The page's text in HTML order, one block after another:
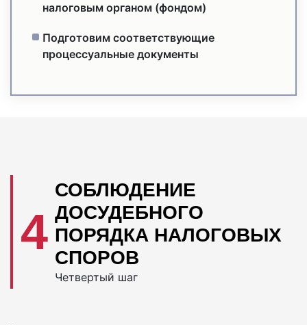
налоговым органом (фондом)
Подготовим соответствующие
процессуальные документы
4
СОБЛЮДЕНИЕ
ДОСУДЕБНОГО
ПОРЯДКА НАЛОГОВЫХ
СПОРОВ
Четвертый шаг